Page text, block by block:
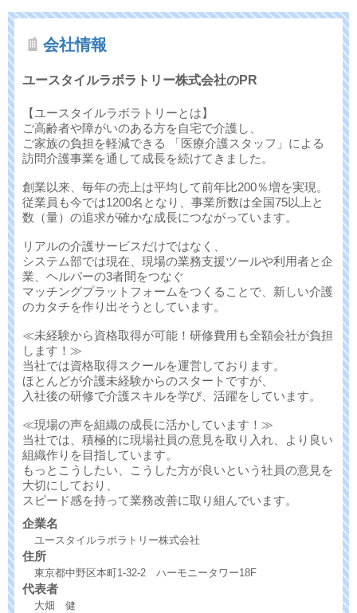
会社情報
ユースタイルラボラトリー株式会社のPR
【ユースタイルラボラトリーとは】
ご高齢者や障がいのある方を自宅で介護し、
ご家族の負担を軽減できる 「医療介護スタッフ」による
訪問介護事業を通して成長を続けてきました。
創業以来、毎年の売上は平均して前年比200％増を実現。
従業員も今では1200名となり、事業所数は全国75以上と
数（量）の追求が確かな成長につながっています。
リアルの介護サービスだけではなく、
システム部では現在、現場の業務支援ツールや利用者と企
業、ヘルパーの3者間をつなぐ
マッチングプラットフォームをつくることで、新しい介護
のカタチを作り出そうとしています。
≪未経験から資格取得が可能！研修費用も全額会社が負担
します！≫
当社では資格取得スクールを運営しております。
ほとんどが介護未経験からのスタートですが、
入社後の研修で介護スキルを学び、活躍をしています。
≪現場の声を組織の成長に活かしています！≫
当社では、積極的に現場社員の意見を取り入れ、より良い
組織作りを目指しています。
もっとこうしたい、こうした方が良いという社員の意見を
大切にしており、
スピード感を持って業務改善に取り組んでいます。
企業名
ユースタイルラボラトリー株式会社
住所
東京都中野区本町1-32-2 ハーモニータワー18F
代表者
大畑 健